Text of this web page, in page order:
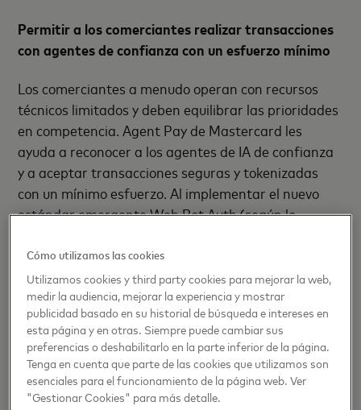
Permitir a los comerciantes realizar transacciones
con agentes de confianza con un esfuerzo mínimo
Los comerciantes a menudo operan con recursos
técnicos limitados y deben equilibrar las prioridades
en competencia. Agent Pay de Mastercard les
ayuda a reconocer a los agentes de IA de confianza
y a aceptar transacciones seguras y tokenizadas
con un mínimo esfuerzo. Al implementar el nuevo
estándar emergente Web Bot Auth (según lo
distribución de contenido (CDN), los comercios
pueden verificar la autenticidad del agente sin
implementar un nuevo código, lo que garantiza que
los agentes aprobados por Mastercard puedan
realizar transacciones con ellos mientras bloquean
el tráfico que no es de confianza.
Una vez verificado, los agentes que son confiables
Cómo utilizamos las cookies
Utilizamos cookies y third party cookies para mejorar la web,
medir la audiencia, mejorar la experiencia y mostrar
publicidad basado en su historial de búsqueda e intereses en
esta página y en otras. Siempre puede cambiar sus
preferencias o deshabilitarlo en la parte inferior de la página.
Tenga en cuenta que parte de las cookies que utilizamos son
esenciales para el funcionamiento de la página web. Ver
"Gestionar Cookies" para más detalle.